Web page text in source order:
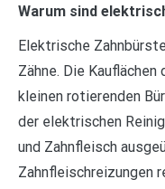
Warum sind
Elektrische
Zähne. Die
kleinen rotierenden
der elektrischen
und Zahnfleisch
Zahnfleischreizungen